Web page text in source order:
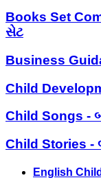
Books Set
સેટ
Business
Child
Child Songs -
Child Stories -
English